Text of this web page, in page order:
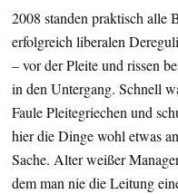
2008 standen praktisch alle
erfolgreich liberalen
– vor der Pleite und rissen
in den Untergang. Schnell
Faule Pleitegriechen und
hier die Dinge wohl etwas
Sache. Alter weißer
dem man nie die Leitung